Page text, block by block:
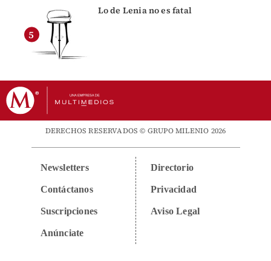
Lo de Lenia no es fatal
DERECHOS RESERVADOS © GRUPO MILENIO 2026
Newsletters
Contáctanos
Suscripciones
Anúnciate
Directorio
Privacidad
Aviso Legal